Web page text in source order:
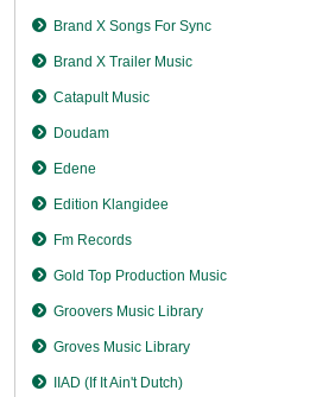
Brand X Songs For Sync
Brand X Trailer Music
Catapult Music
Doudam
Edene
Edition Klangidee
Fm Records
Gold Top Production Music
Groovers Music Library
Groves Music Library
IIAD (If It Ain't Dutch)